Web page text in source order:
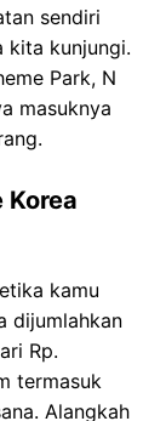
sendiri
kita kunjungi.
Park, N
masuknya
Korea
kamu
dijumlahkan
Rp.
termasuk
Alangkah